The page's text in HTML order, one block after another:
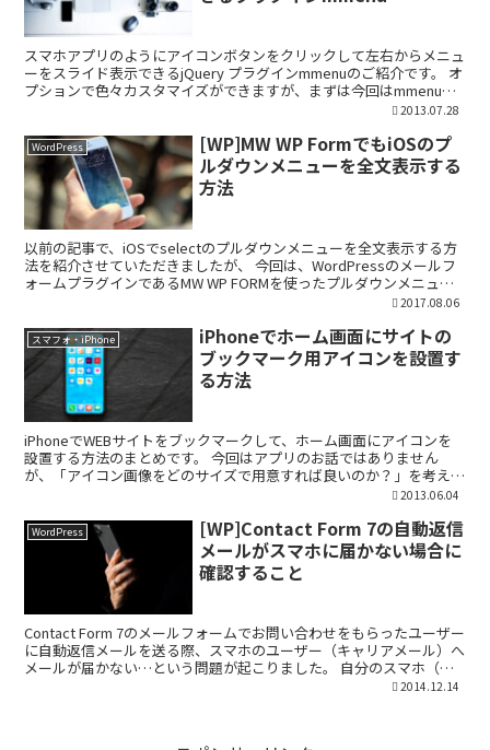
スマホアプリのようにアイコンボタンをクリックして左右からメニュ
ーをスライド表示できるjQuery プラグインmmenuのご紹介です。 オ
プションで色々カスタマイズができますが、まずは今回はmmenuの
2013.07.28
WordPress
[WP]MW WP FormでもiOSのプ
ルダウンメニューを全文表示する
方法
以前の記事で、iOSでselectのプルダウンメニューを全文表示する方
法を紹介させていただきましたが、 今回は、WordPressのメールフ
ォームプラグインであるMW WP FORMを使ったプルダウンメニュー
2017.08.06
スマフォ・iPhone
iPhoneでホーム画面にサイトの
ブックマーク用アイコンを設置す
る方法
iPhoneでWEBサイトをブックマークして、ホーム画面にアイコンを
設置する方法のまとめです。 今回はアプリのお話ではありません
が、「アイコン画像をどのサイズで用意すれば良いのか？」を考える
2013.06.04
WordPress
[WP]Contact Form 7の自動返信
メールがスマホに届かない場合に
確認すること
Contact Form 7のメールフォームでお問い合わせをもらったユーザー
に自動返信メールを送る際、スマホのユーザー（キャリアメール）へ
メールが届かない…という問題が起こりました。 自分のスマホ（ソ
2014.12.14